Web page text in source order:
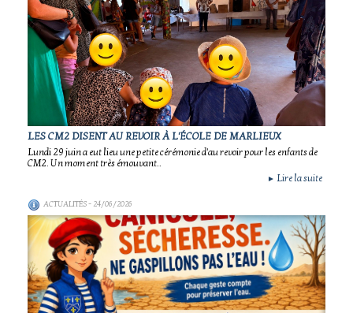
LES CM2 DISENT AU REVOIR À L'ÉCOLE DE MARLIEUX
Lundi 29 juin a eut lieu une petite cérémonie d'au revoir pour les enfants de
CM2. Un moment très émouvant..
► Lire la suite
ACTUALITÉS- 24/06/2026